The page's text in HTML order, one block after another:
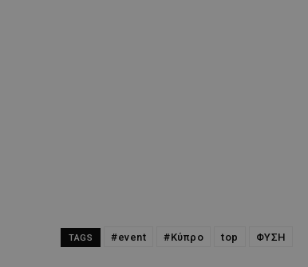
TAGS #event #Κύπρο top ΦΥΣΗ